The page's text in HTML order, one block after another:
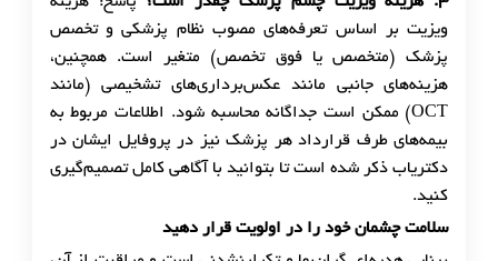
ویزیت بر اساس تعرفه‌های مصوب نظام پزشکی و تخصص
پزشک (متخصص یا فوق تخصص) متغیر است. همچنین،
هزینه‌های جانبی مانند عکس‌برداری‌های تشخیصی (مانند
OCT) ممکن است جداگانه محاسبه شود. اطلاعات مربوط به
بیمه‌های طرف قرارداد هر پزشک نیز در پروفایل ایشان در
دکتریاب ذکر شده است تا بتوانید با آگاهی کامل تصمیم‌گیری
کنید.
سلامت چشمان خود را در اولویت قرار دهید